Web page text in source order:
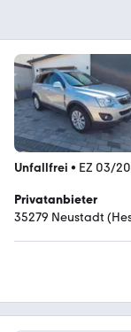
Unfallfrei • EZ 03/
Privatanbieter
35279 Neustadt